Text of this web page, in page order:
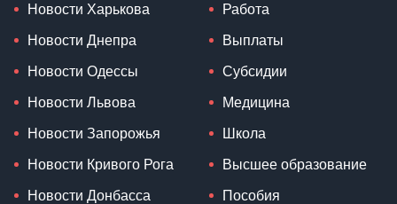
Новости Харькова
Новости Днепра
Новости Одессы
Новости Львова
Новости Запорожья
Новости Кривого Рога
Новости Донбасса
Работа
Выплаты
Субсидии
Медицина
Школа
Высшее образование
Пособия